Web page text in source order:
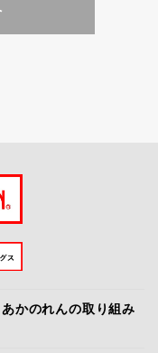
あかのれんの取り組み